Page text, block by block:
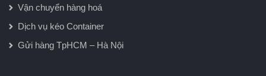
Vận chuyển hàng hoá
Dịch vụ kéo Container
Gửi hàng TpHCM – Hà Nội